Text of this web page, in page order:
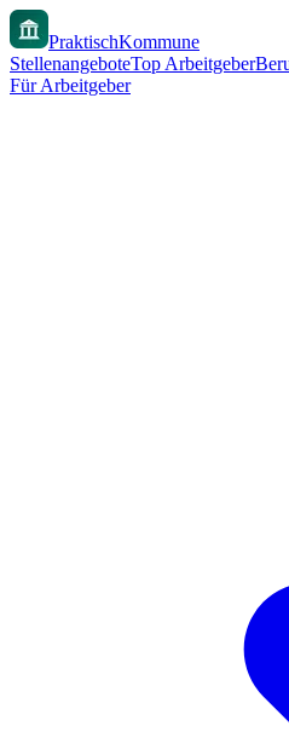
PraktischKommune
StellenangeboteTop Arbeitgeber
Für Arbeitgeber